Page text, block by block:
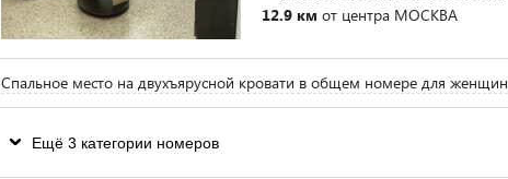
12.9 км от центра МОСКВА
Спальное место на двухъярусной кровати в общем номере для женщин
Ещё 3 категории номеров